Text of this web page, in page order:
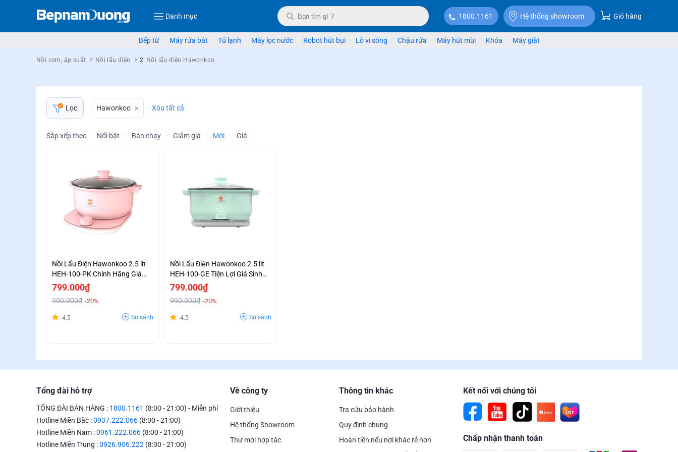
Danh mục 1800.1161 Hệ thống showroom Giỏ hàng
Bếp từ Máy rửa bát Tủ lạnh Máy lọc nước Robot hút bụi Lò vi sóng Chậu rửa Máy hút mùi Khóa Máy giặt
Nồi cơm, áp suất Nồi lẩu điện 2 Nồi lẩu điện Hawonkoo
Lọc Hawonkoo Xóa tất cả
Sắp xếp theo Nổi bật Bán chạy Giảm giá Mới Giá
Nồi Lẩu Điện Hawonkoo 2.5 lít
HEH-100-PK Chính Hãng Giá
Sốc
799.000₫
990.000₫ -20%
4.5 So sánh
Nồi Lẩu Điện Hawonkoo 2.5 lít
HEH-100-GE Tiện Lợi Giá Sinh
Viên
799.000₫
990.000₫ -20%
4.5 So sánh
Tổng đài hỗ trợ
TỔNG ĐÀI BÁN HÀNG : 1800.1161 (8:00 - 21:00) - Miễn phí
Hotline Miền Bắc :0937.222.066 (8:00 - 21:00)
Hotline Miền Nam :0961.222.066 (8:00 - 21:00)
Hotline Miền Trung :0926.906.222 (8:00 - 21:00)
Về công ty
Giới thiệu
Hệ thống Showroom
Thư mời hợp tác
Thông tin khác
Tra cứu bảo hành
Quy định chung
Hoàn tiền nếu nơi khác rẻ hơn
Kết nối với chúng tôi
Chấp nhận thanh toán